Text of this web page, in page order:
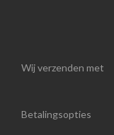
Wij verzenden met
Betalingsopties